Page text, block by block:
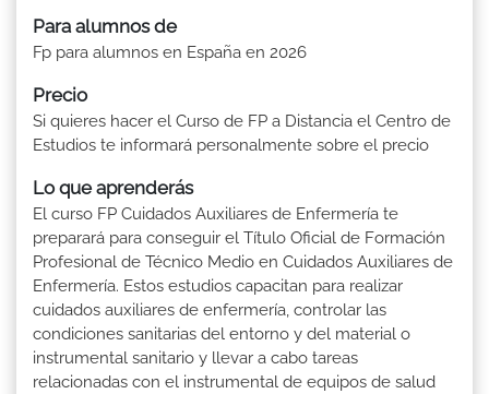
Para alumnos de
Fp para alumnos en España en 2026
Precio
Si quieres hacer el Curso de FP a Distancia el Centro de
Estudios te informará personalmente sobre el precio
Lo que aprenderás
El curso FP Cuidados Auxiliares de Enfermería te
preparará para conseguir el Título Oficial de Formación
Profesional de Técnico Medio en Cuidados Auxiliares de
Enfermería. Estos estudios capacitan para realizar
cuidados auxiliares de enfermería, controlar las
condiciones sanitarias del entorno y del material o
instrumental sanitario y llevar a cabo tareas
relacionadas con el instrumental de equipos de salud